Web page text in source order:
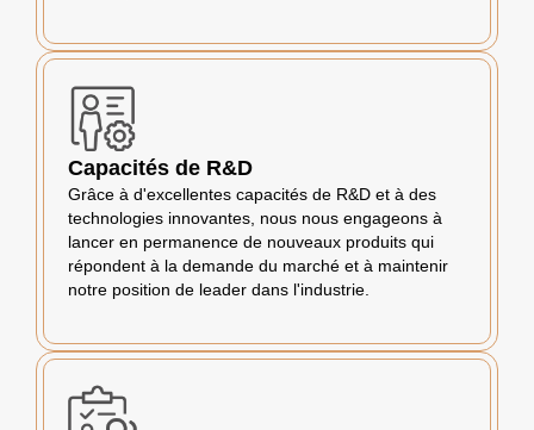
Capacités de R&D
Grâce à d'excellentes capacités de R&D et à des
technologies innovantes, nous nous engageons à
lancer en permanence de nouveaux produits qui
répondent à la demande du marché et à maintenir
notre position de leader dans l'industrie.